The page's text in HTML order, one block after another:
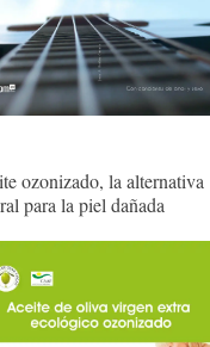
ozonizado, la alternativa
para la piel dañada